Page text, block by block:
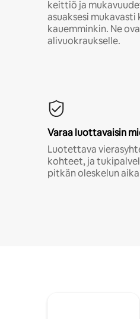
keittiö ja
asuaksesi mukavasti
kauemminkin. Ne
alivuokraukselle.
Varaa luottavaisin
Luotettava
kohteet, ja
pitkän oleskelun